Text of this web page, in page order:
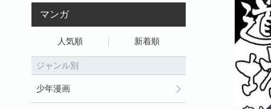
マンガ
人気順 新着順
ジャンル別
少年漫画